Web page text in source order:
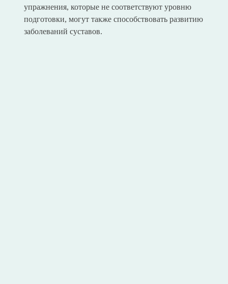
упражнения, которые не соответствуют уровню
подготовки, могут также способствовать развитию
заболеваний суставов.